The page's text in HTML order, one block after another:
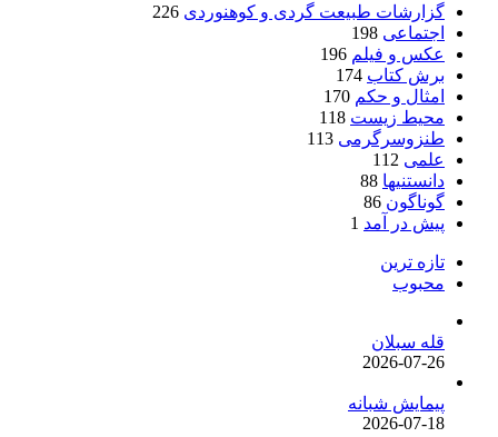
گزارشات طبیعت گردی و کوهنوردی 226
اجتماعی 198
عکس و فیلم 196
برش کتاب 174
امثال و حکم 170
محیط زیست 118
طنزوسرگرمی 113
علمی 112
دانستنیها 88
گوناگون 86
پیش در آمد 1
تازه ترین
محبوب
قله سبلان
2026-07-26
پیمایش شبانه
2026-07-18